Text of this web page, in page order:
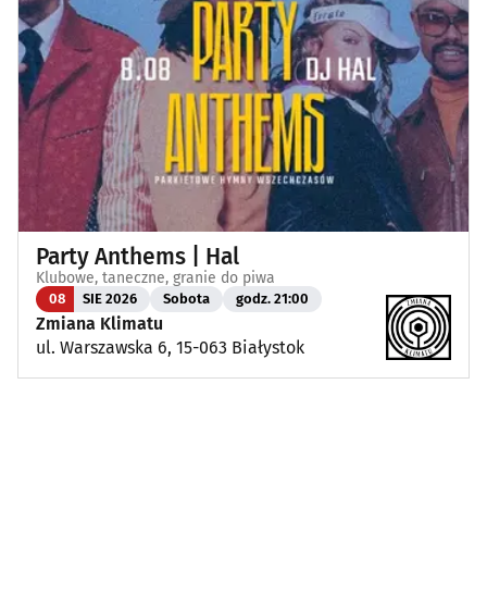
Party Anthems | Hal
Klubowe, taneczne, granie do piwa
08 SIE 2026 Sobota godz. 21:00
Zmiana Klimatu
ul. Warszawska 6, 15-063 Białystok